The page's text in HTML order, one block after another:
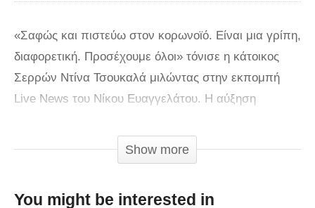
«Σαφώς και πιστεύω στον κορωνοϊό. Είναι μια γρίπη,
διαφορετική. Προσέχουμε όλοι» τόνισε η κάτοικος
Σερρών Ντίνα Τσουκαλά μιλώντας στην εκπομπή
Live News του Νίκου Ευαγγελάτου. Η αύξηση
περιοχή η οποία ανέβηκε στο «επίπεδο 4» και οι
κάτοικοι αναμένουν αρκετές ώρες στα λιγοστά
rapid test.
Show more
You might be interested in